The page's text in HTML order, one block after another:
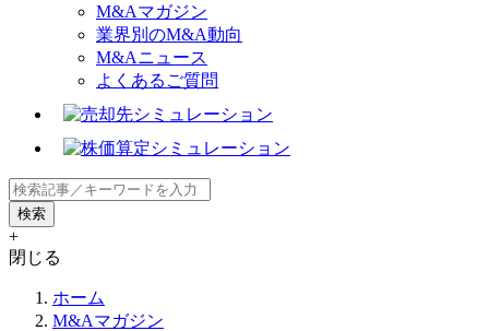
M&Aマガジン
業界別のM&A動向
M&Aニュース
よくあるご質問
+
閉じる
ホーム
M&Aマガジン